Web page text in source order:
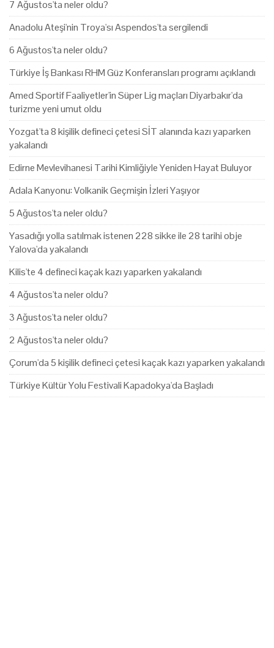
7 Ağustos'ta neler oldu?
Anadolu Ateşi'nin Troya'sı Aspendos'ta sergilendi
6 Ağustos'ta neler oldu?
Türkiye İş Bankası RHM Güz Konferansları programı açıklandı
Amed Sportif Faaliyetler'in Süper Lig maçları Diyarbakır'da
turizme yeni umut oldu
Yozgat'ta 8 kişilik defineci çetesi SİT alanında kazı yaparken
yakalandı
Edirne Mevlevihanesi Tarihi Kimliğiyle Yeniden Hayat Buluyor
Adala Kanyonu: Volkanik Geçmişin İzleri Yaşıyor
5 Ağustos'ta neler oldu?
Yasadığı yolla satılmak istenen 228 sikke ile 28 tarihi obje
Yalova'da yakalandı
Kilis'te 4 defineci kaçak kazı yaparken yakalandı
4 Ağustos'ta neler oldu?
3 Ağustos'ta neler oldu?
2 Ağustos'ta neler oldu?
Çorum'da 5 kişilik defineci çetesi kaçak kazı yaparken yakalandı
Türkiye Kültür Yolu Festivali Kapadokya'da Başladı